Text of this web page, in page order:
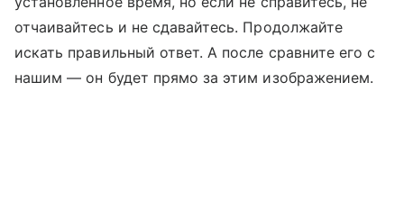
отчаивайтесь и не сдавайтесь. Продолжайте
искать правильный ответ. А после сравните его с
нашим — он будет прямо за этим изображением.